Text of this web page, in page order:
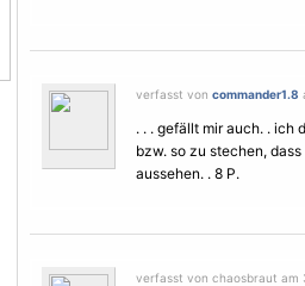
verfasst von commander1.8
. . . gefällt mir auch. . ich
bzw. so zu stechen,
aussehen. . 8 P.
verfasst von chaosbraut am